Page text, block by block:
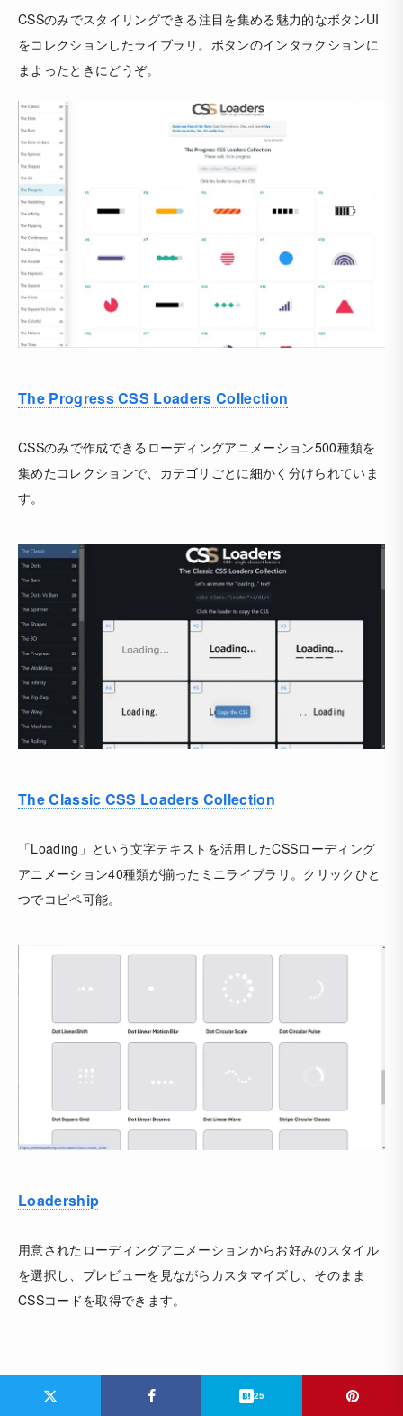
CSSのみでスタイリングできる注目を集める魅力的なボタンUI
をコレクションしたライブラリ。ボタンのインタラクションに
まよったときにどうぞ。
The Progress CSS Loaders Collection
CSSのみで作成できるローディングアニメーション500種類を
集めたコレクションで、カテゴリごとに細かく分けられていま
す。
The Classic CSS Loaders Collection
「Loading」という文字テキストを活用したCSSローディング
アニメーション40種類が揃ったミニライブラリ。クリックひと
つでコピペ可能。
Loadership
用意されたローディングアニメーションからお好みのスタイル
を選択し、プレビューを見ながらカスタマイズし、そのまま
CSSコードを取得できます。
25